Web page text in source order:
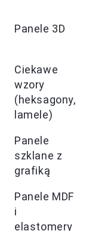
Panele 3D
Ciekawe
wzory
(heksagony,
lamele)
Panele
szklane z
grafiką
Panele MDF
i
elastomery